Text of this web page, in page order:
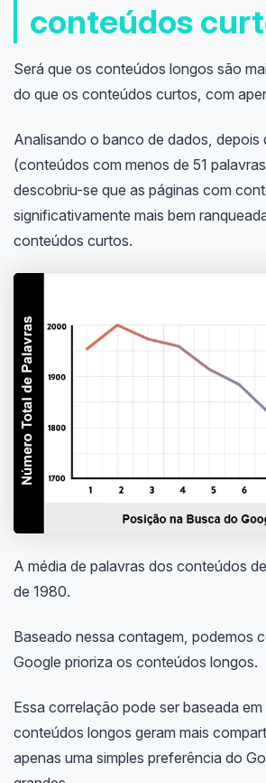
conteúdos
Será que os conteúdos longos são
do que os conteúdos curtos, com
Analisando o banco de dados, depois
(conteúdos com menos de 51
descobriu-se que as páginas com
significativamente mais bem
conteúdos curtos.
A média de palavras dos conteúdos
de 1980.
Baseado nessa contagem, podemos
Google prioriza os conteúdos longos.
Essa correlação pode ser baseada
conteúdos longos geram mais
apenas uma simples preferência do